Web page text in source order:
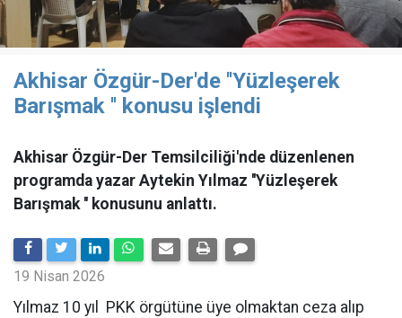
Akhisar Özgür-Der'de ''Yüzleşerek
Barışmak '' konusu işlendi
Akhisar Özgür-Der Temsilciliği'nde düzenlenen
programda yazar Aytekin Yılmaz ''Yüzleşerek
Barışmak '' konusunu anlattı.
19 Nisan 2026
Yılmaz 10 yıl PKK örgütüne üye olmaktan ceza alıp